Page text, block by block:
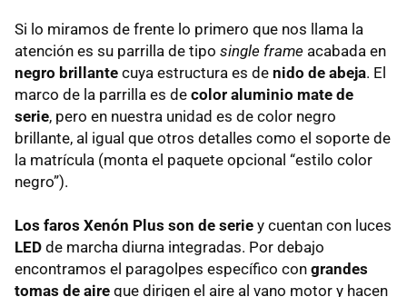
Si lo miramos de frente lo primero que nos llama la
atención es su parrilla de tipo single frame acabada en
negro brillante cuya estructura es de nido de abeja. El
marco de la parrilla es de color aluminio mate de
serie, pero en nuestra unidad es de color negro
brillante, al igual que otros detalles como el soporte de
la matrícula (monta el paquete opcional “estilo color
negro”).
Los faros Xenón Plus son de serie y cuentan con luces
LED de marcha diurna integradas. Por debajo
encontramos el paragolpes específico con grandes
tomas de aire que dirigen el aire al vano motor y hacen